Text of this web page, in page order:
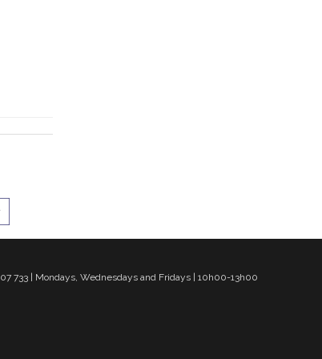
733 | Mondays, Wednesdays and Fridays | 10h00-13h00